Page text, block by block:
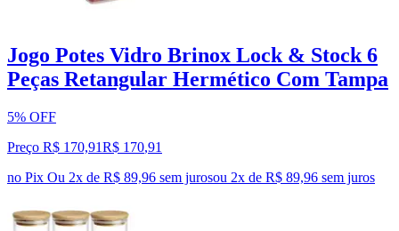
Jogo Potes Vidro Brinox Lock & Stock 6
Peças Retangular Hermético Com Tampa
5% OFF
Preço R$ 170,91R$ 170,91
no Pix Ou 2x de R$ 89,96 sem jurosou 2x de R$ 89,96 sem juros